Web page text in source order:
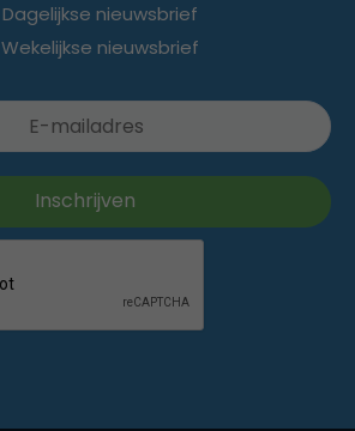
Dagelijkse nieuwsbrief
Wekelijkse nieuwsbrief